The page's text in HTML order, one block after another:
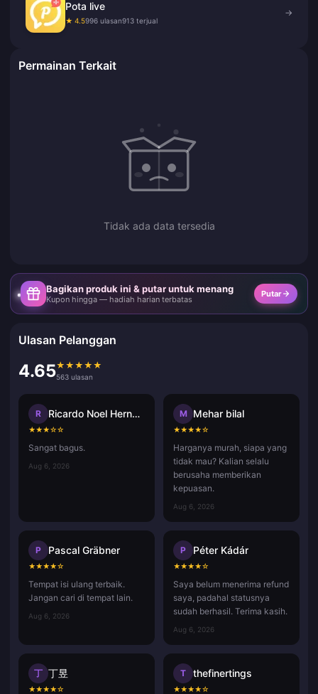
Pota live
★ 4.5996 ulasan913 terjual
→
Permainan Terkait
Tidak ada data tersedia
Bagikan produk ini & putar untuk menang
Kupon hingga — hadiah harian terbatas
Putar
Ulasan Pelanggan
4.65★ ★ ★ ★ ★
563 ulasan
R Ricardo Noel Hernandez Rafael
★★★☆☆
Sangat bagus.
Aug 6, 2026
M Mehar bilal
★★★★☆
Harganya murah, siapa yang
tidak mau? Kalian selalu
berusaha memberikan
kepuasan.
Aug 6, 2026
P Pascal Gräbner
★★★★☆
Tempat isi ulang terbaik.
Jangan cari di tempat lain.
Aug 6, 2026
P Péter Kádár
★★★★☆
Saya belum menerima refund
saya, padahal statusnya
sudah berhasil. Terima kasih.
Aug 6, 2026
丁 丁昱
★★★★☆
T thefinertings
★★★★☆